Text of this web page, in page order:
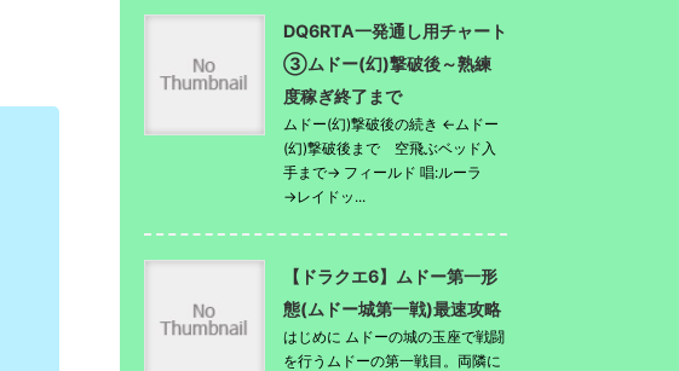
DQ6RTA一発通し用チャート
③ムドー(幻)撃破後～熟練
度稼ぎ終了まで
ムドー(幻)撃破後の続き ←ムドー
(幻)撃破後まで 空飛ぶベッド入
手まで→ フィールド 唱:ルーラ
→レイドッ...
【ドラクエ6】ムドー第一形
態(ムドー城第一戦)最速攻略
はじめに ムドーの城の玉座で戦闘
を行うムドーの第一戦目。両隣に